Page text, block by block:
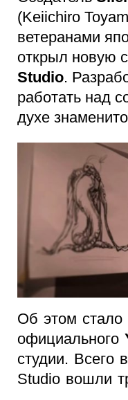
(Keiichiro
ветеранами
открыл новую
Studio.
работать над
духе
Об этом стало
официального
студии. Всего
Studio вошли